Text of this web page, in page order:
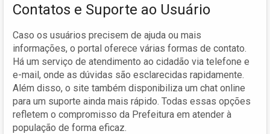
Contatos e Suporte ao Usuário
Caso os usuários precisem de ajuda ou mais
informações, o portal oferece várias formas de contato.
Há um serviço de atendimento ao cidadão via telefone e
e-mail, onde as dúvidas são esclarecidas rapidamente.
Além disso, o site também disponibiliza um chat online
para um suporte ainda mais rápido. Todas essas opções
refletem o compromisso da Prefeitura em atender à
população de forma eficaz.